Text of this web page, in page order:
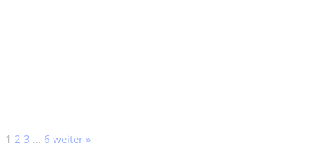
1 2 3 … 6 weiter »